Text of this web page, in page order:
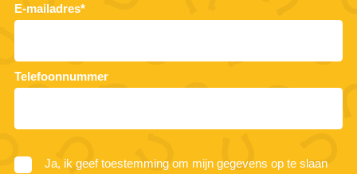
E-mailadres*
Telefoonnummer
Ja, ik geef toestemming om mijn gegevens op te slaan